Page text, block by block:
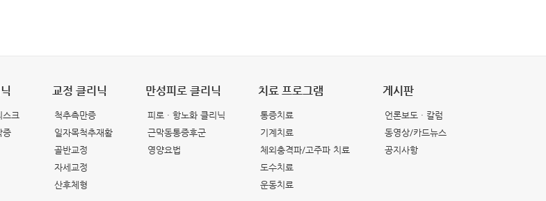
스크
증
교정 클리닉
척추측만증
일자목척추재활
골반교정
자세교정
산후체형
만성피로 클리닉
피로 · 항노화 클리닉
근막동통증후군
영양요법
치료 프로그램
통증치료
기계치료
체외충격파/고주파 치료
도수치료
운동치료
게시판
언론보도 · 칼럼
동영상/카드뉴스
공지사항